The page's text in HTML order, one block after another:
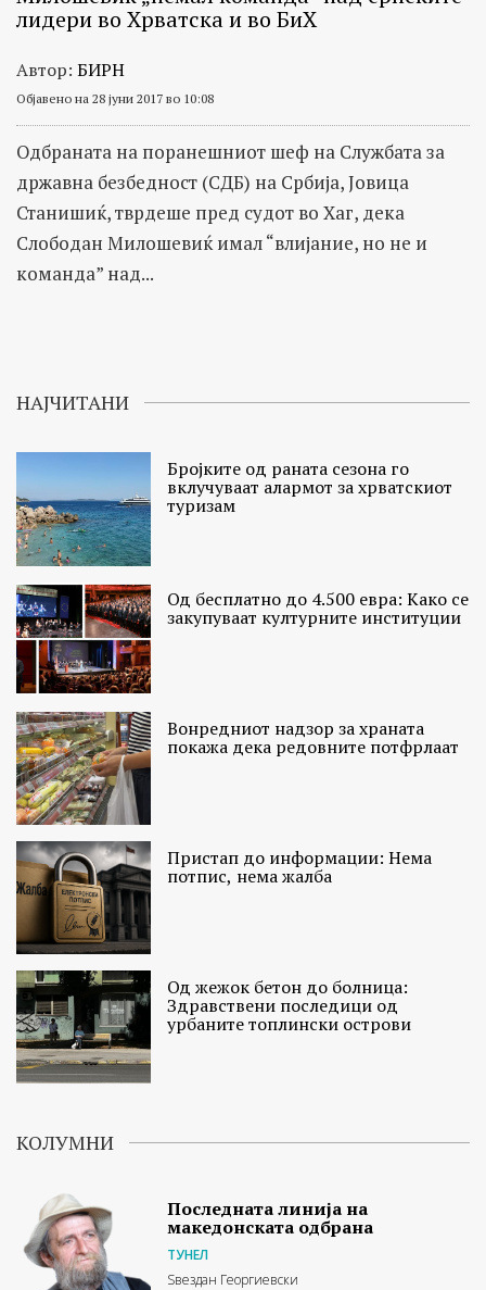
лидери во Хрватска и во БиХ
Автор: БИРН
Објавено на 28 јуни 2017 во 10:08
Одбраната на поранешниот шеф на Службата за
државна безбедност (СДБ) на Србија, Јовица
Станишиќ, тврдеше пред судот во Хаг, дека
Слободан Милошевиќ имал “влијание, но не и
команда” над...
НАЈЧИТАНИ
Бројките од раната сезона го
вклучуваат алармот за хрватскиот
туризам
Од бесплатно до 4.500 евра: Како се
закупуваат културните институции
Вонредниот надзор за храната
покажа дека редовните потфрлаат
Пристап до информации: Нема
потпис, нема жалба
Од жежок бетон до болница:
Здравствени последици од
урбаните топлински острови
КОЛУМНИ
Последната линија на
македонската одбрана
ТУНЕЛ
Ѕвездан Георгиевски